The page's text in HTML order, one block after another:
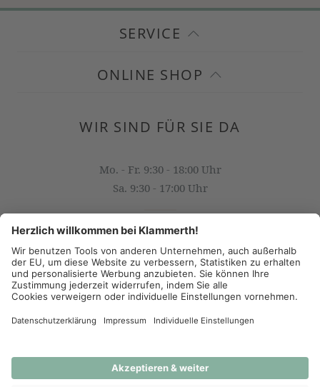
SERVICE
ONLINE SHOP
WIR SIND FÜR SIE DA
Mo. - Fr. 9:30 - 18:00 Uhr
Sa. 9:30 - 17:00 Uhr
OFFICE@KLAMMERTH.AT
+43 316 825 618 0